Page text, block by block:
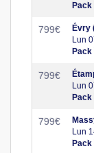
Pack
799€
Évry
Lun
Pack
799€
Lun
Pack
799€
Lun
Pack